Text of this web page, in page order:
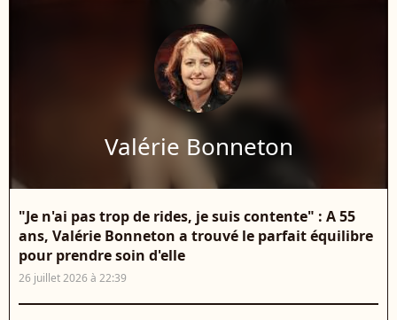
Valérie Bonneton
"Je n'ai pas trop de rides, je suis contente" : A 55
ans, Valérie Bonneton a trouvé le parfait équilibre
pour prendre soin d'elle
26 juillet 2026 à 22:39